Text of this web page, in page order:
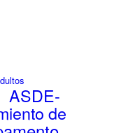
ASDE-
de